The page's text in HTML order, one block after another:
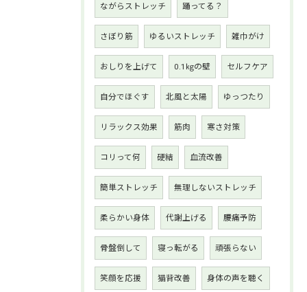
ながらストレッチ 踊ってる？
さぼり筋 ゆるいストレッチ 雑巾がけ
おしりを上げて 0.1㎏の壁 セルフケア
自分でほぐす 北風と太陽 ゆっつたり
リラックス効果 筋肉 寒さ対策
コリって何 硬結 血流改善
簡単ストレッチ 無理しないストレッチ
柔らかい身体 代謝上げる 腰痛予防
骨盤倒して 寝っ転がる 頑張らない
笑顔を応援 猫背改善 身体の声を聴く